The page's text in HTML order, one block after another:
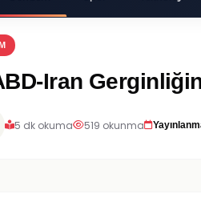
Iran
5 dk okuma 519 okunma